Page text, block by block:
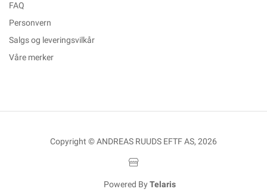
FAQ
Personvern
Salgs og leveringsvilkår
Våre merker
Copyright © ANDREAS RUUDS EFTF AS, 2026
Powered By Telaris